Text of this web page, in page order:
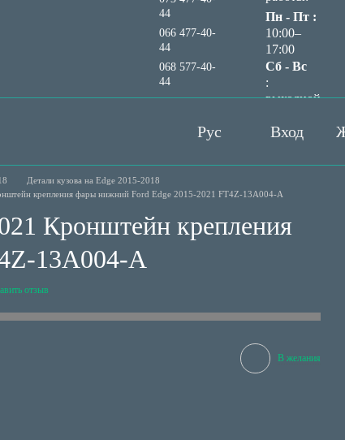
44
066 477-40-
44
068 577-40-
44
Перезвонить вам?
Пн - Пт :
10:00–
17:00
Сб - Вс
:
выходной
Рус Вход
Детали кузова на Edge 2015-2018
крепления фары нижний Ford Edge 2015-2021 FT4Z-13A004-A
Кронштейн крепления
13A004-A
отзыв
В желания